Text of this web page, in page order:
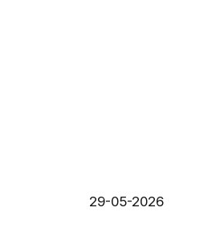
29-05-2026